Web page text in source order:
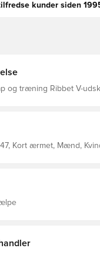
kunder siden
og træning Ribbet V-
Kort ærmet, Mænd,